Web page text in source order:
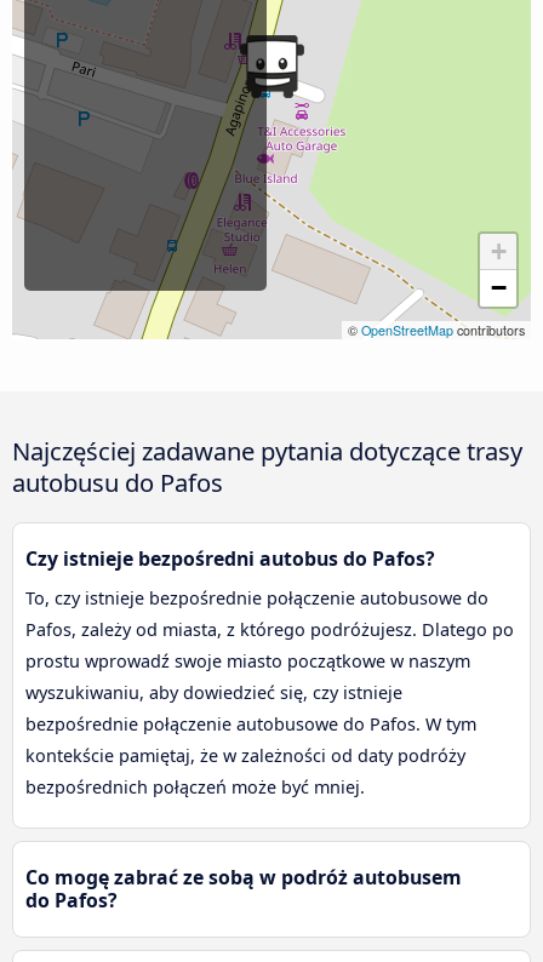
+
−
© OpenStreetMap contributors
Najczęściej zadawane pytania dotyczące trasy
autobusu do Pafos
Czy istnieje bezpośredni autobus do Pafos?
To, czy istnieje bezpośrednie połączenie autobusowe do
Pafos, zależy od miasta, z którego podróżujesz. Dlatego po
prostu wprowadź swoje miasto początkowe w naszym
wyszukiwaniu, aby dowiedzieć się, czy istnieje
bezpośrednie połączenie autobusowe do Pafos. W tym
kontekście pamiętaj, że w zależności od daty podróży
bezpośrednich połączeń może być mniej.
Co mogę zabrać ze sobą w podróż autobusem
do Pafos?